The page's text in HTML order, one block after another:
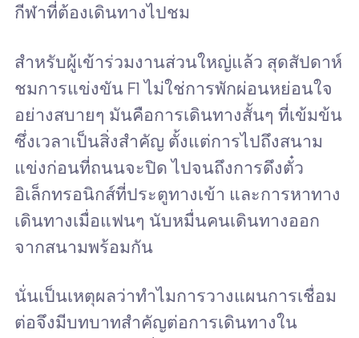
กีฬาที่ต้องเดินทางไปชม
สำหรับผู้เข้าร่วมงานส่วนใหญ่แล้ว สุดสัปดาห์
ชมการแข่งขัน F1 ไม่ใช่การพักผ่อนหย่อนใจ
อย่างสบายๆ มันคือการเดินทางสั้นๆ ที่เข้มข้น
ซึ่งเวลาเป็นสิ่งสำคัญ ตั้งแต่การไปถึงสนาม
แข่งก่อนที่ถนนจะปิด ไปจนถึงการดึงตั๋ว
อิเล็กทรอนิกส์ที่ประตูทางเข้า และการหาทาง
เดินทางเมื่อแฟนๆ นับหมื่นคนเดินทางออก
จากสนามพร้อมกัน
นั่นเป็นเหตุผลว่าทำไมการวางแผนการเชื่อม
ต่อจึงมีบทบาทสำคัญต่อการเดินทางใน